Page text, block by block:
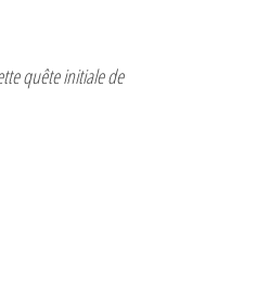
quête initiale de